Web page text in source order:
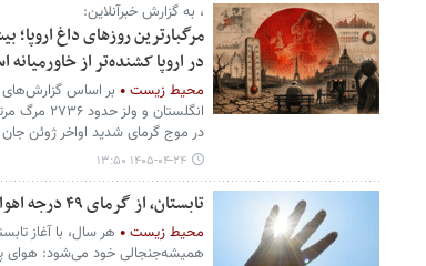
، به گزارش خبرآنلاین:
در اروپا کشنده‌تر از خاورمیانه
محیط زیست
در موج گرمای شدید اواخر ژوئن
۱۴۰۵-۰۴-۲۴ ۱۳:۵۰
تابستان، از گرمای ۴۹ درجه اهواز تا ۱۱ درجه شهرکرد
محیط زیست
هر سال، با آغاز
همیشه‌جنجالی خود می‌شود: هوای